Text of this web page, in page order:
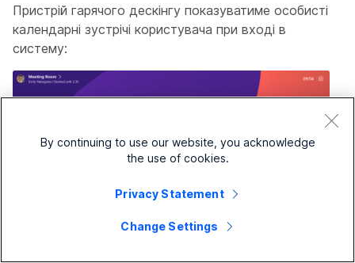
Пристрій гарячого дескінгу показуватиме особисті
календарні зустрічі користувача при вході в
систему:
By continuing to use our website, you acknowledge
the use of cookies.
Privacy Statement
Change Settings